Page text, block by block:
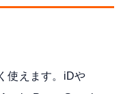
使えます。iDや